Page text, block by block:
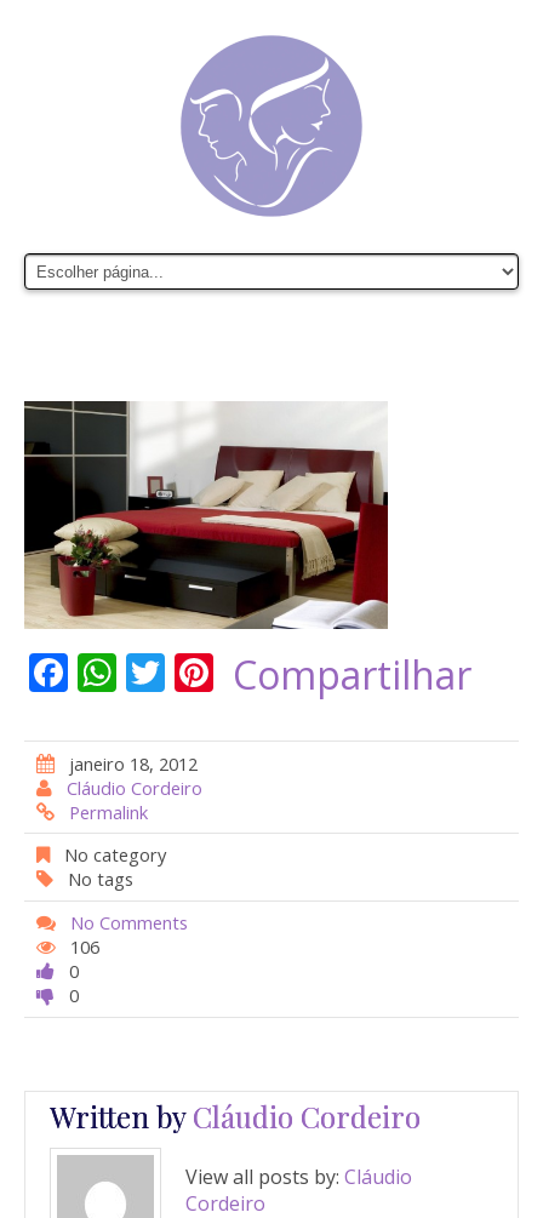
F
e
b
o
o
k
W
at
s
A
p
p
T
itt
er
Pi
er
st
Compartilhar
janeiro 18, 2012
Cláudio Cordeiro
Permalink
No category
No tags
No Comments
106
0
0
Written byCláudio Cordeiro
View all posts by: Cláudio
Cordeiro